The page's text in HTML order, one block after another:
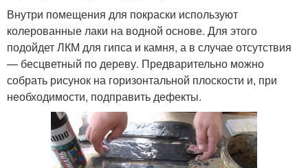
Внутри помещения для покраски используют
колерованные лаки на водной основе. Для этого
подойдет ЛКМ для гипса и камня, а в случае отсутствия
— бесцветный по дереву. Предварительно можно
собрать рисунок на горизонтальной плоскости и, при
необходимости, подправить дефекты.